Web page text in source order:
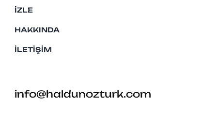
İZLE
HAKKINDA
İLETIŞIM
info@haldunozturk.com